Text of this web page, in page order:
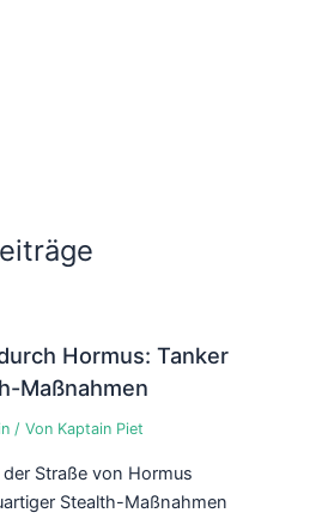
Hormus: Tanker
Maßnahmen
/ Von Kaptain Piet
Straße von Hormus
Stealth-Maßnahmen